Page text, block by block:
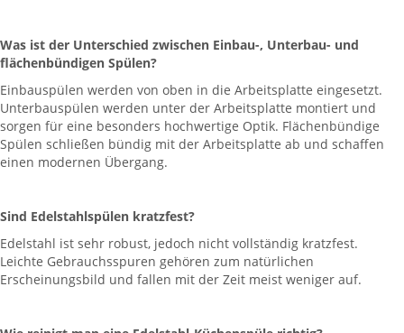
Was ist der Unterschied zwischen Einbau-, Unterbau- und
flächenbündigen Spülen?
Einbauspülen werden von oben in die Arbeitsplatte eingesetzt.
Unterbauspülen werden unter der Arbeitsplatte montiert und
sorgen für eine besonders hochwertige Optik. Flächenbündige
Spülen schließen bündig mit der Arbeitsplatte ab und schaffen
einen modernen Übergang.
Sind Edelstahlspülen kratzfest?
Edelstahl ist sehr robust, jedoch nicht vollständig kratzfest.
Leichte Gebrauchsspuren gehören zum natürlichen
Erscheinungsbild und fallen mit der Zeit meist weniger auf.